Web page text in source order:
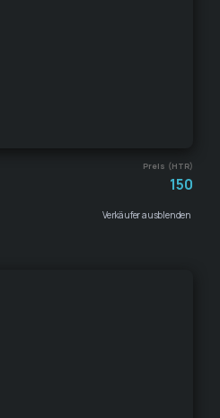
Preis (HTR)
150
Verkäufer ausblenden